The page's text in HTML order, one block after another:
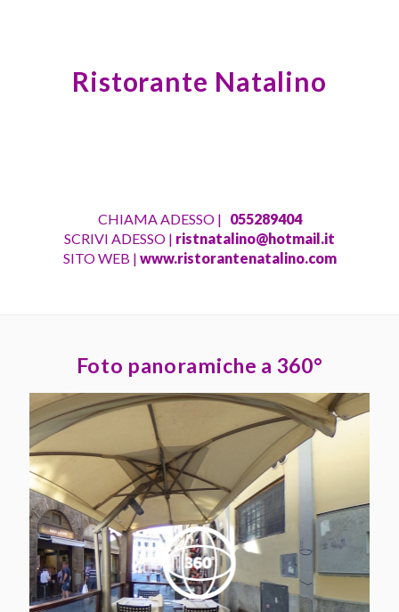
Ristorante Natalino
CHIAMA ADESSO | 055289404
SCRIVI ADESSO | ristnatalino@hotmail.it
SITO WEB | www.ristorantenatalino.com
Foto panoramiche a 360°